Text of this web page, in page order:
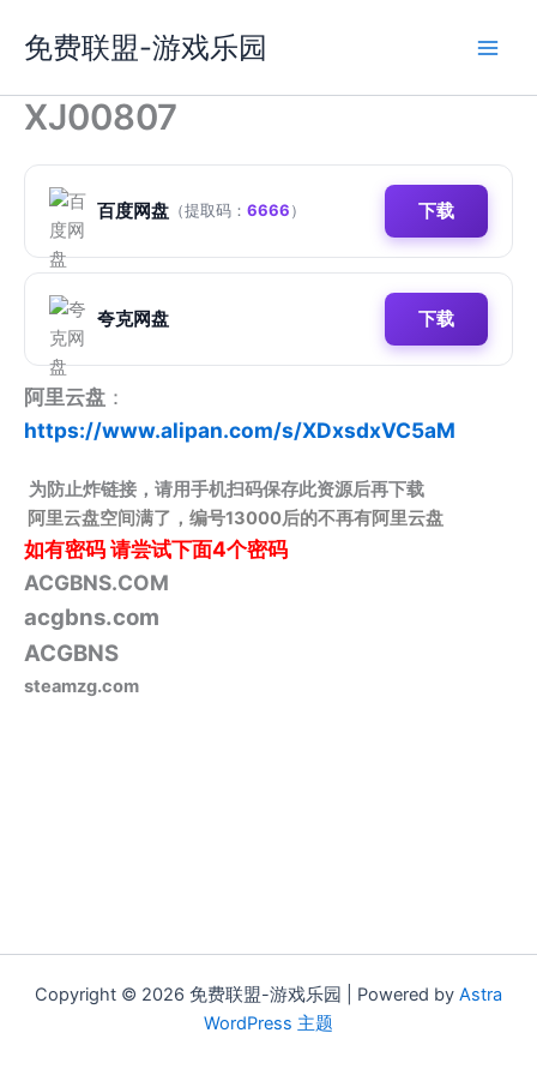
容
免费联盟-游戏乐园
XJ00807
百度网盘 （提取码： 6666） 下载
夸克网盘 下载
阿里云盘 ：
https://www.alipan.com/s/XDxsdxVC5aM
为防止炸链接，请用手机扫码保存此资源后再下载
阿里云盘空间满了，编号13000后的不再有阿里云盘
如有密码请尝试下面4个密码
ACGBNS.COM
acgbns.com
ACGBNS
steamzg.com
Copyright © 2026 免费联盟-游戏乐园 | Powered by Astra
WordPress 主题